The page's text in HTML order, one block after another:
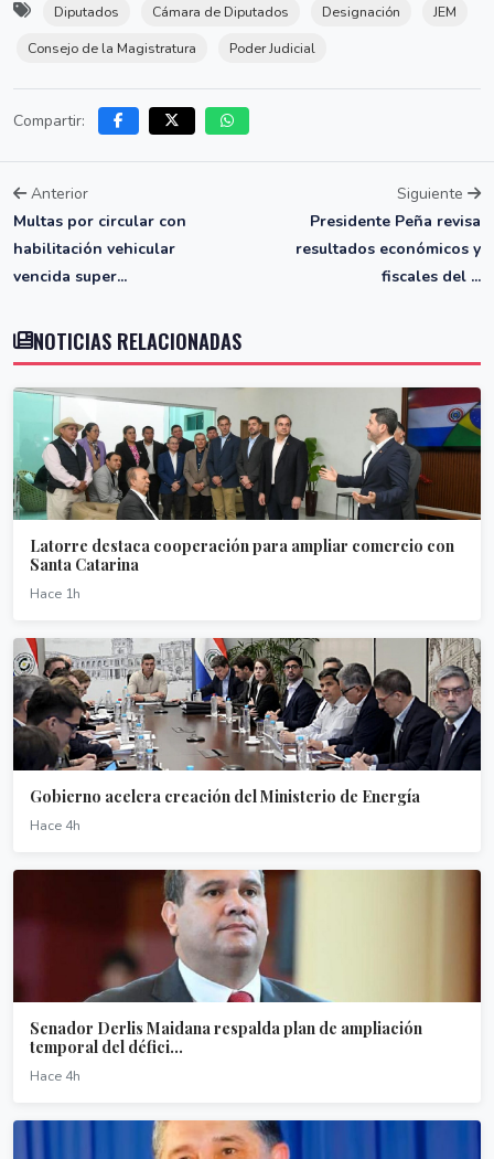
Diputados Cámara de Diputados Designación
JEM
Consejo de la Magistratura
Poder Judicial
Compartir:
Anterior
Multas por circular con
habilitación vehicular
vencida super...
Siguiente
Presidente Peña revisa
resultados económicos y
fiscales del ...
NOTICIAS RELACIONADAS
Latorre destaca cooperación para ampliar comercio con
Santa Catarina
Hace 1h
Gobierno acelera creación del Ministerio de Energía
Hace 4h
Senador Derlis Maidana respalda plan de ampliación
temporal del défici...
Hace 4h